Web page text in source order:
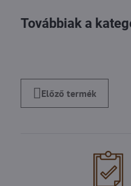
Továbbiak a
Előző termék